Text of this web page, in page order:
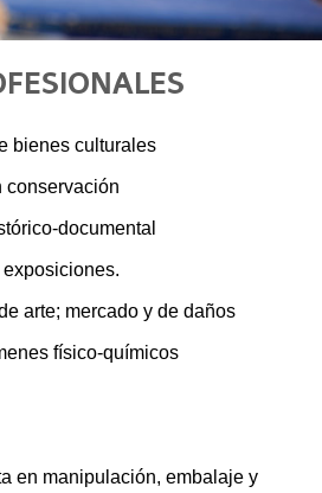
bienes culturales
conservación
documental
arte; mercado y de daños
físico-químicos
en manipulación, embalaje y